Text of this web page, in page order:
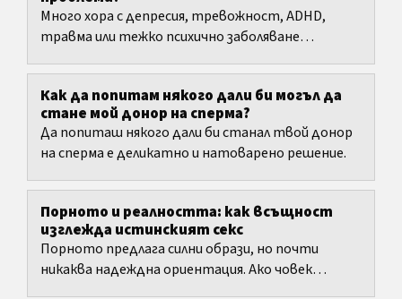
Много хора с депресия, тревожност, ADHD,
травма или тежко психично заболяване
детето си?
Как да попитам някого дали би могъл да
стане мой донор на сперма?
Да попиташ някого дали би станал твой донор
на сперма е деликатно и натоварено решение.
Порното и реалността: как всъщност
изглежда истинският секс
Порното предлага силни образи, но почти
никаква надеждна ориентация. Ако човек